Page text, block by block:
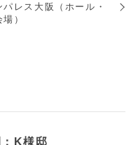
パレス大阪（ホール・
場）
K様邸